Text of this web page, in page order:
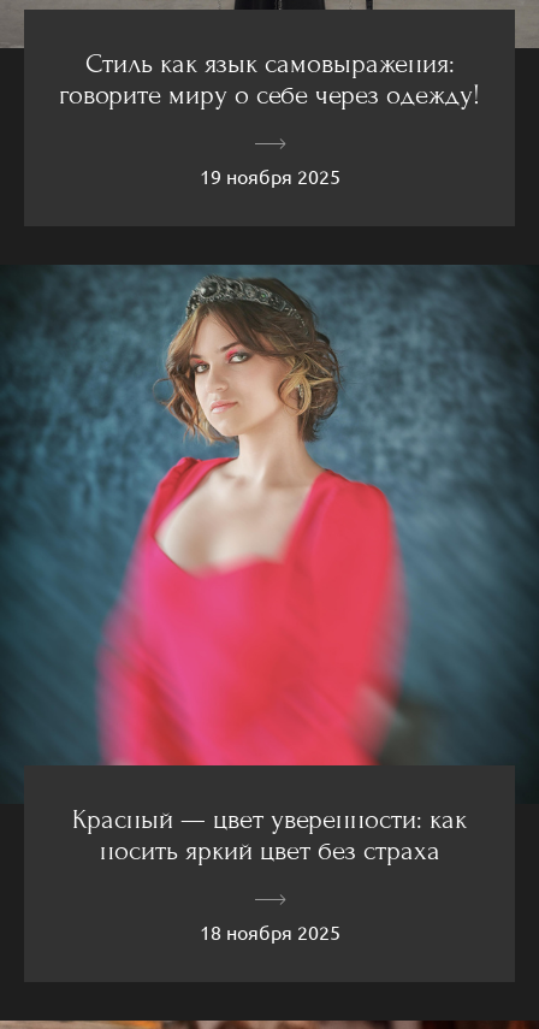
Стиль как язык самовыражения:
говорите миру о себе через одежду!
19 ноября 2025
Красный — цвет уверенности: как
носить яркий цвет без страха
18 ноября 2025